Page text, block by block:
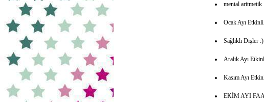
mental aritmetik
Ocak Ayı
Sağlıklı Dişler :)
Aralık Ayı
Kasım Ayı
EKİM AYI